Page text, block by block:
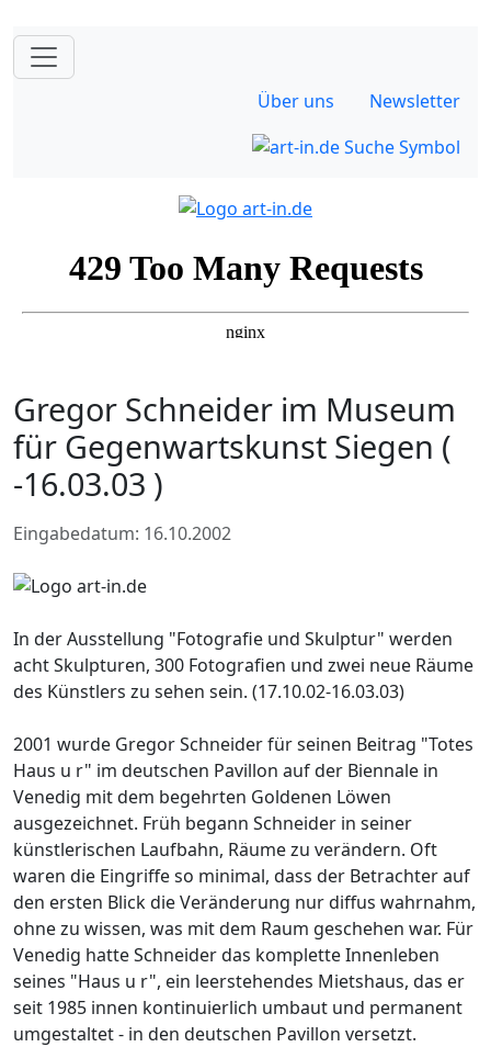
Über uns Newsletter
Gregor Schneider im Museum
für Gegenwartskunst Siegen (
-16.03.03 )
Eingabedatum: 16.10.2002
In der Ausstellung "Fotografie und Skulptur" werden
acht Skulpturen, 300 Fotografien und zwei neue Räume
des Künstlers zu sehen sein. (17.10.02-16.03.03)
2001 wurde Gregor Schneider für seinen Beitrag "Totes
Haus u r" im deutschen Pavillon auf der Biennale in
Venedig mit dem begehrten Goldenen Löwen
ausgezeichnet. Früh begann Schneider in seiner
künstlerischen Laufbahn, Räume zu verändern. Oft
waren die Eingriffe so minimal, dass der Betrachter auf
den ersten Blick die Veränderung nur diffus wahrnahm,
ohne zu wissen, was mit dem Raum geschehen war. Für
Venedig hatte Schneider das komplette Innenleben
seines "Haus u r", ein leerstehendes Mietshaus, das er
seit 1985 innen kontinuierlich umbaut und permanent
umgestaltet - in den deutschen Pavillon versetzt.